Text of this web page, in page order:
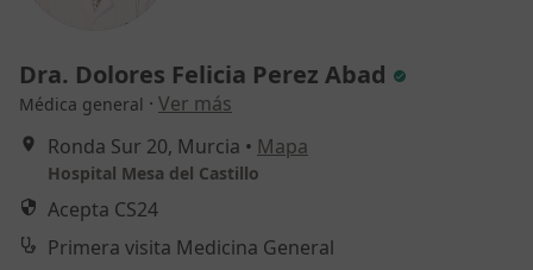
Dra. Dolores Felicia Perez Abad
Médica general · Ver más
Ronda Sur 20, Murcia • Mapa
Hospital Mesa del Castillo
Acepta CS24
Primera visita Medicina General